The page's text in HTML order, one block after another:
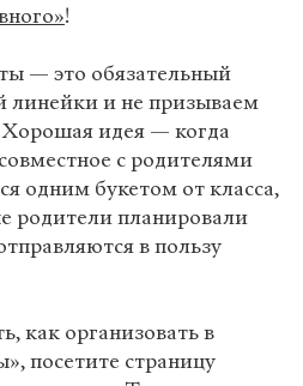
!
— это обязательный
линейки и не призываем
Хорошая идея — когда
с родителями
одним букетом от класса,
родители планировали
в пользу
как организовать в
посетите страницу